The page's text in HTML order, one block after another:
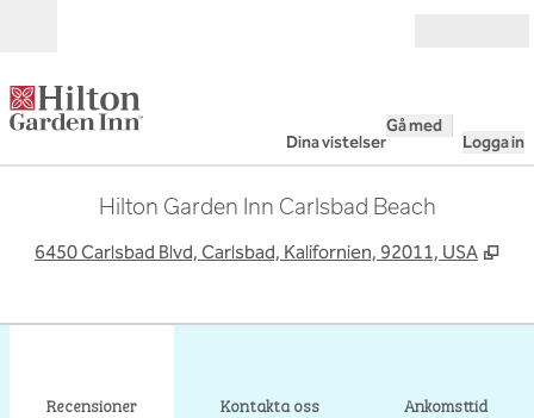
Dina vistelser
Gå med
Logga in
Hilton Garden Inn Carlsbad Beach
6450 Carlsbad Blvd, Carlsbad, Kalifornien, 92011, USA ,
Recensioner Kontakta oss Ankomsttid